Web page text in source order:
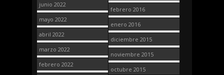
junio 2022
mayo 2022
abril 2022
marzo 2022
febrero 2022
febrero 2016
enero 2016
diciembre 2015
noviembre 2015
octubre 2015